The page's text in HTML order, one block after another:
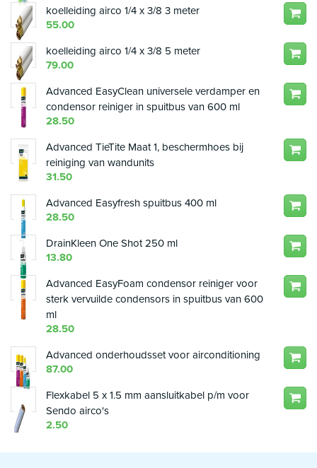
koelleiding airco 1/4 x 3/8 3 meter
55.00
koelleiding airco 1/4 x 3/8 5 meter
79.00
Advanced EasyClean universele verdamper en
condensor reiniger in spuitbus van 600 ml
28.50
Advanced TieTite Maat 1, beschermhoes bij
reiniging van wandunits
31.50
Advanced Easyfresh spuitbus 400 ml
28.50
DrainKleen One Shot 250 ml
13.80
Advanced EasyFoam condensor reiniger voor
sterk vervuilde condensors in spuitbus van 600
ml
28.50
Advanced onderhoudsset voor airconditioning
87.00
Flexkabel 5 x 1.5 mm aansluitkabel p/m voor
Sendo airco's
2.50